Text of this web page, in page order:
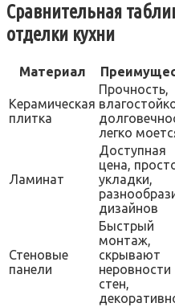
Сравнительная
отделки кухни
Материал
Керамическая
плитка
Прочность,
легко
Ламинат
Доступная
цена,
укладки,
дизайнов
Стеновые
панели
Быстрый
монтаж,
скрывают
неровности
стен,